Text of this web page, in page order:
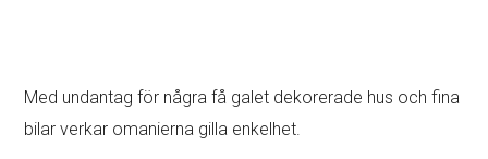
Med undantag för några få galet dekorerade hus och fina
bilar verkar omanierna gilla enkelhet.